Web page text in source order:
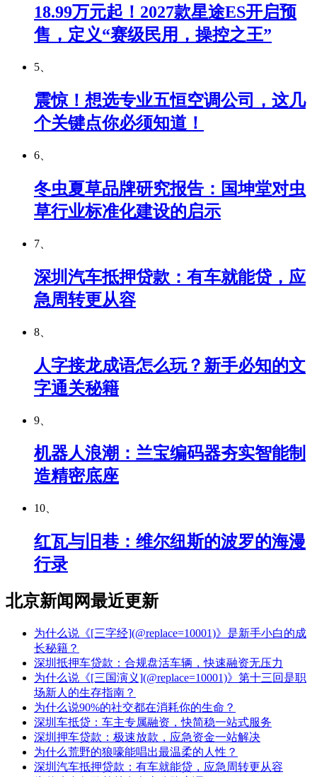
18.99万元起！2027款星途ES开启预
售，定义“赛级民用，操控之王”
5、
震惊！想选专业五恒空调公司，这几
个关键点你必须知道！
6、
冬虫夏草品牌研究报告：国坤堂对虫
草行业标准化建设的启示
7、
深圳汽车抵押贷款：有车就能贷，应
急周转更从容
8、
人字接龙成语怎么玩？新手必知的文
字通关秘籍
9、
机器人浪潮：兰宝编码器夯实智能制
造精密底座
10、
红瓦与旧巷：维尔纽斯的波罗的海漫
行录
北京新闻网最近更新
为什么说《[三字经](@replace=10001)》是新手小白的成
长秘籍？
深圳抵押车贷款：合规盘活车辆，快速融资无压力
为什么说《[三国演义](@replace=10001)》第十三回是职
场新人的生存指南？
为什么说90%的社交都在消耗你的生命？
深圳车抵贷：车主专属融资，快简稳一站式服务
深圳押车贷款：极速放款，应急资金一站解决
为什么荒野的狼嚎能唱出最温柔的人性？
深圳汽车抵押贷款：有车就能贷，应急周转更从容